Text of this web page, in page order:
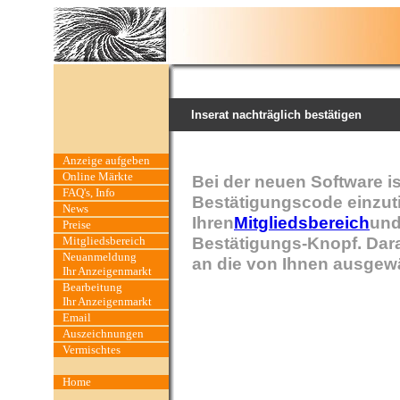
Anzeige aufgeben
Online Märkte
FAQ's, Info
News
Preise
Mitgliedsbereich
Neuanmeldung
Ihr Anzeigenmarkt
Bearbeitung
Ihr Anzeigenmarkt
Email
Auszeichnungen
Vermischtes
Home
Inserat nachträglich bestätigen
Bei der neuen Software
Bestätigungscode
IhrenMitgliedsbereich
Bestätigungs-Knopf.
an die von Ihnen